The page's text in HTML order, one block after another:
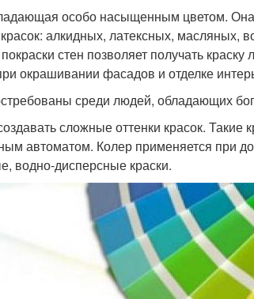
особо насыщенным цветом.
алкидных, латексных, масляных,
стен позволяет получать
окрашивании фасадов и отделке
среди людей, обладающих
сложные оттенки красок. Такие
автоматом. Колер применяется при
водно-дисперсные краски.